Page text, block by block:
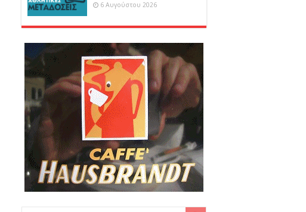
6 Αυγούστου 2026